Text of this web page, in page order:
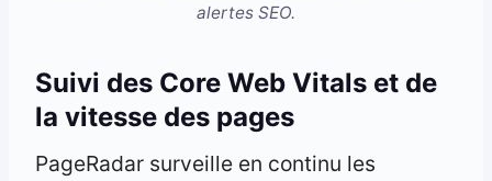
alertes SEO.
Suivi des Core Web Vitals et de
la vitesse des pages
PageRadar surveille en continu les